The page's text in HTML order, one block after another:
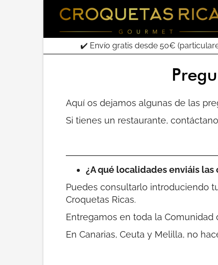
✔️ Envío gratis desde 50€
Aquí os dejamos algunas de las
Si tienes un restaurante,
¿A qué localidades enviáis
Puedes consultarlo introduciendo
Croquetas Ricas.
Entregamos en toda la Comunidad
En Canarias, Ceuta y Melilla, no